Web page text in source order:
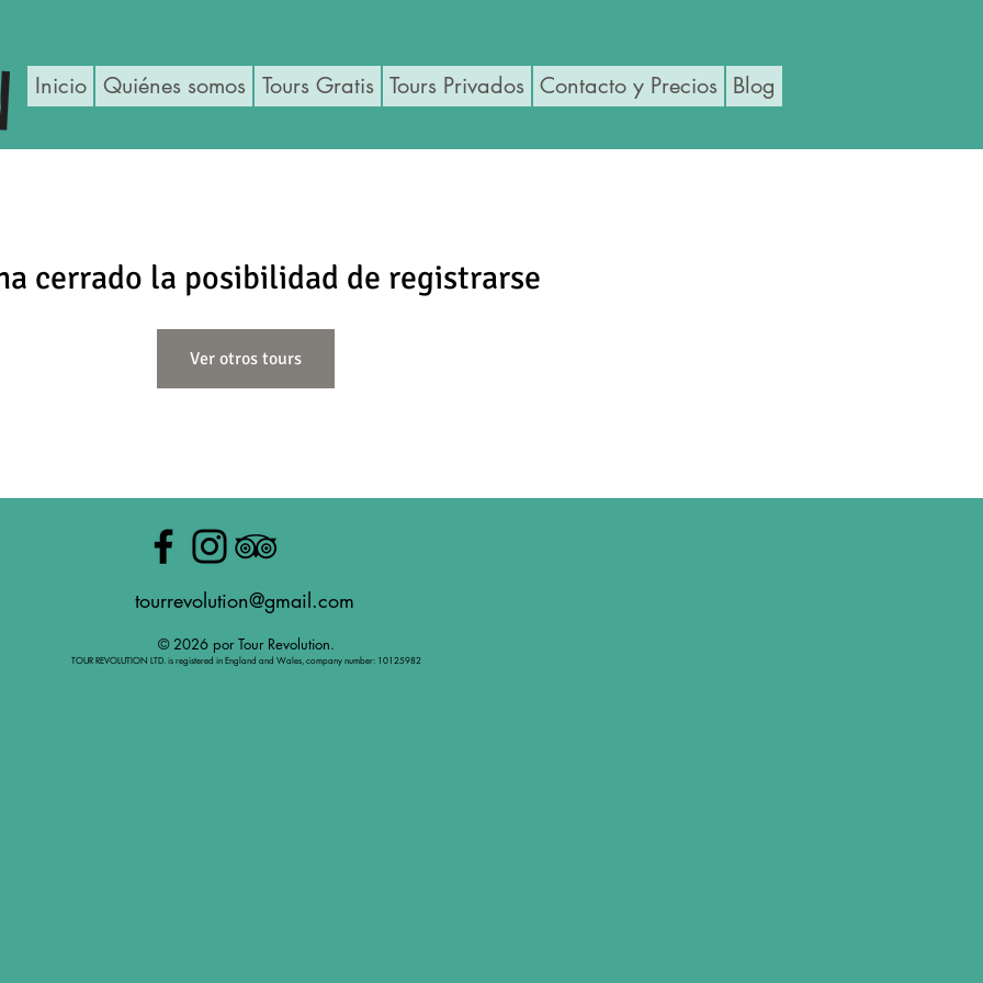
Inicio Quiénes somos Tours Gratis Tours Privados Contacto y Precios Blog
cerrado la posibilidad de registrarse
Ver otros tours
tourrevolution@gmail.com
© 2026 por Tour Revolution.
TOUR REVOLUTION LTD. is registered in England and Wales, company number: 10125982